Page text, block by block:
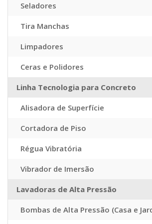
Seladores
Tira Manchas
Limpadores
Ceras e Polidores
Linha Tecnologia para Concreto
Alisadora de Superfície
Cortadora de Piso
Régua Vibratória
Vibrador de Imersão
Lavadoras de Alta Pressão
Bombas de Alta Pressão (Casa e